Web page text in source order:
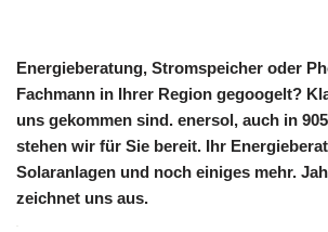
Energieberatung, Stromspeicher oder
Fachmann in Ihrer Region gegoogelt?
uns gekommen sind. enersol, auch in
stehen wir für Sie bereit. Ihr
Solaranlagen und noch einiges mehr.
zeichnet uns aus.